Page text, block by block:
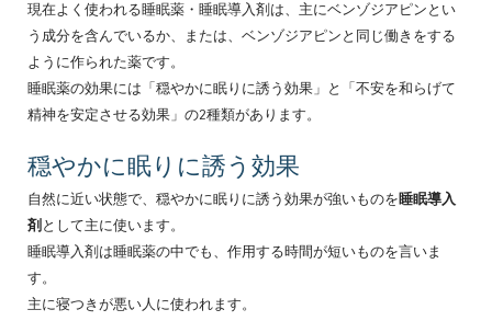
現在よく使われる睡眠薬・睡眠導入剤は、主にベンゾジアピンとい
う成分を含んでいるか、または、ベンゾジアピンと同じ働きをする
ように作られた薬です。
睡眠薬の効果には「穏やかに眠りに誘う効果」と「不安を和らげて
精神を安定させる効果」の2種類があります。
穏やかに眠りに誘う効果
自然に近い状態で、穏やかに眠りに誘う効果が強いものを 睡眠導入
剤 として主に使います。
睡眠導入剤は睡眠薬の中でも、作用する時間が短いものを言いま
す。
主に寝つきが悪い人に使われます。